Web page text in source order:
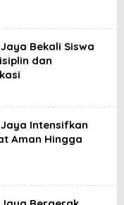
Bekali Siswa
dan
Intensifkan
Aman Hingga